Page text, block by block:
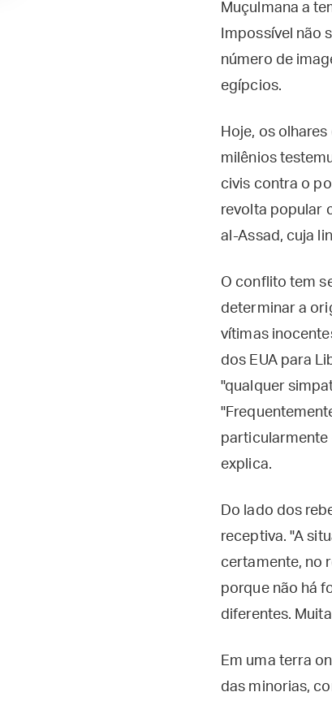
Muçulmana a
Impossível não
número de
egípcios.
Hoje, os
milênios
civis contra o
revolta popular
al-Assad, cuja
O conflito tem
determinar a
vítimas
dos EUA para
"qualquer
particularmente
explica.
Do lado dos
receptiva. "A
certamente, no
porque não há
diferentes.
Em uma terra
das minorias,